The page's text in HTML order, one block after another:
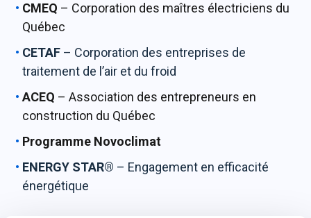
CMEQ – Corporation des maîtres électriciens du
Québec
CETAF – Corporation des entreprises de
traitement de l’air et du froid
ACEQ – Association des entrepreneurs en
construction du Québec
Programme Novoclimat
ENERGY STAR® – Engagement en efficacité
énergétique